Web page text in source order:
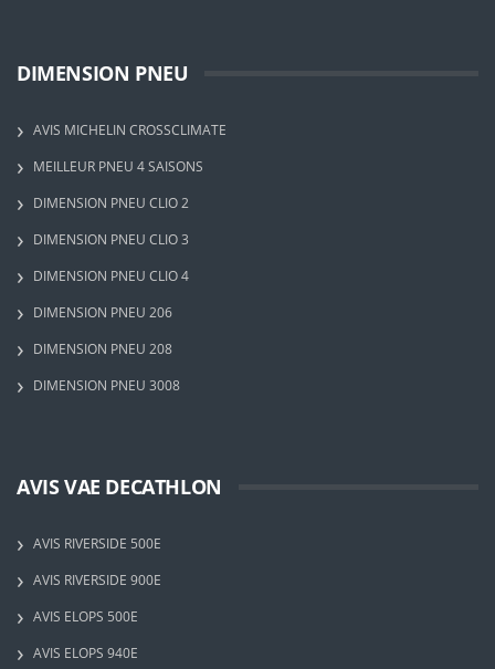
DIMENSION PNEU
AVIS MICHELIN CROSSCLIMATE
MEILLEUR PNEU 4 SAISONS
DIMENSION PNEU CLIO 2
DIMENSION PNEU CLIO 3
DIMENSION PNEU CLIO 4
DIMENSION PNEU 206
DIMENSION PNEU 208
DIMENSION PNEU 3008
AVIS VAE DECATHLON
AVIS RIVERSIDE 500E
AVIS RIVERSIDE 900E
AVIS ELOPS 500E
AVIS ELOPS 940E